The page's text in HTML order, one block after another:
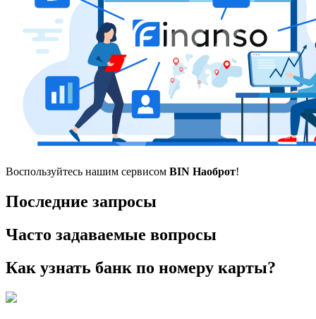
Воспользуйтесь нашим сервисом BIN Наоброт!
Последние запросы
Часто задаваемые вопросы
Как узнать банк по номеру карты?